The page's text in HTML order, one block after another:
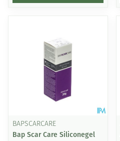
BAPSCARCARE
Bap Scar Care Siliconegel